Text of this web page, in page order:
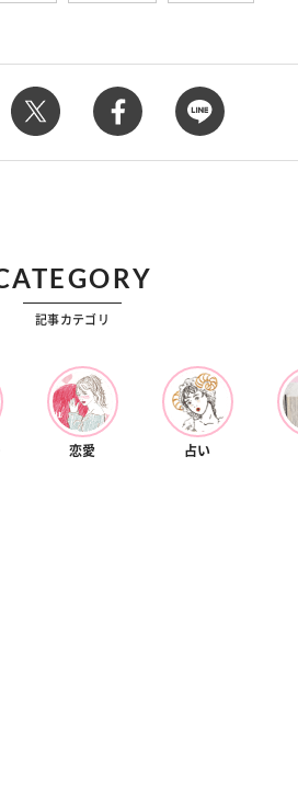
占い
【12星座別】今月の恋愛運♡ 7月23日～
記事カテゴリ
恋愛 占い